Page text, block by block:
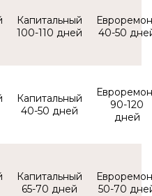
100-110 40-50
40-50 90-120
65-70 50-70